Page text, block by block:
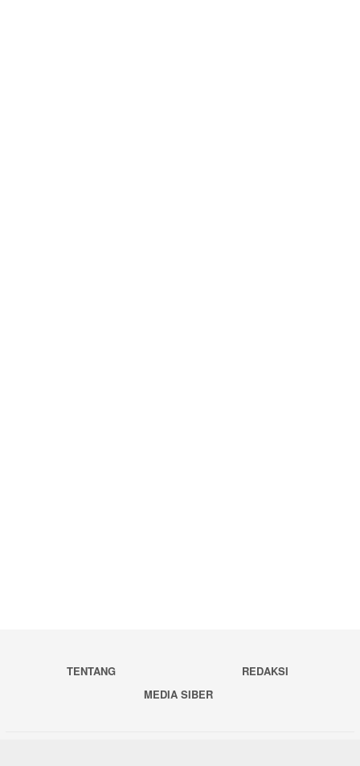
TENTANG
REDAKSI
MEDIA SIBER